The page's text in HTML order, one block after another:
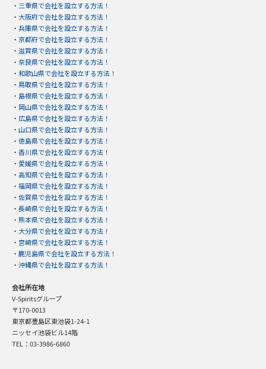
・ 三重県で会社を設立する方法！
・ 大阪府で会社を設立する方法！
・ 兵庫県で会社を設立する方法！
・ 京都府で会社を設立する方法！
・ 滋賀県で会社を設立する方法！
・ 奈良県で会社を設立する方法！
・ 和歌山県で会社を設立する方法！
・ 鳥取県で会社を設立する方法！
・ 島根県で会社を設立する方法！
・ 岡山県で会社を設立する方法！
・ 広島県で会社を設立する方法！
・ 山口県で会社を設立する方法！
・ 徳島県で会社を設立する方法！
・ 香川県で会社を設立する方法！
・ 愛媛県で会社を設立する方法！
・ 高知県で会社を設立する方法！
・ 福岡県で会社を設立する方法！
・ 佐賀県で会社を設立する方法！
・ 長崎県で会社を設立する方法！
・ 熊本県で会社を設立する方法！
・ 大分県で会社を設立する方法！
・ 宮崎県で会社を設立する方法！
・ 鹿児島県で会社を設立する方法！
・ 沖縄県で会社を設立する方法！
会社所在地
V-Spiritsグループ
〒170-0013
東京都豊島区東池袋1-24-1
ニッセイ池袋ビル14階
TEL：03-3986-6860